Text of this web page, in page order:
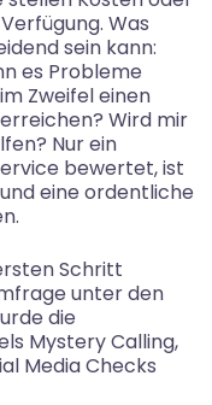
Was
sein kann:
es Probleme
Zweifel einen
Wird mir
Nur ein
bewertet, ist
eine ordentliche
Schritt
unter den
die
Mystery Calling,
Media Checks